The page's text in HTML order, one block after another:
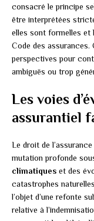
consacré le principe
être interprétées
elles sont formelles et
Code des assurances.
perspectives pour
ambiguës ou trop
Les voies
assurantiel
Le droit de
mutation profonde
climatiques et des
catastrophes
l’objet d’une refonte
relative à